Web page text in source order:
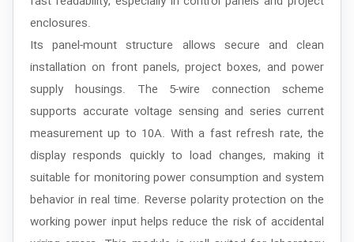
enclosures.
Its panel-mount structure allows secure and clean
installation on front panels, project boxes, and power
supply housings. The 5-wire connection scheme
supports accurate voltage sensing and series current
measurement up to 10A. With a fast refresh rate, the
display responds quickly to load changes, making it
suitable for monitoring power consumption and system
behavior in real time. Reverse polarity protection on the
working power input helps reduce the risk of accidental